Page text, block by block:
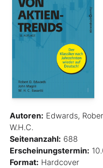
Autoren: Edwards,
W.H.C.
Seitenanzahl: 688
Erscheinungstermin:
Format: Hardcover